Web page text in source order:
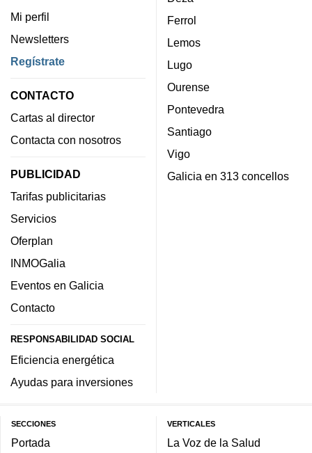
Mi perfil
Newsletters
Regístrate
CONTACTO
Cartas al director
Contacta con nosotros
PUBLICIDAD
Tarifas publicitarias
Servicios
Oferplan
INMOGalia
Eventos en Galicia
Contacto
RESPONSABILIDAD SOCIAL
Eficiencia energética
Ayudas para inversiones
Ferrol
Lemos
Lugo
Ourense
Pontevedra
Santiago
Vigo
Galicia en 313 concellos
SECCIONES
Portada
VERTICALES
La Voz de la Salud